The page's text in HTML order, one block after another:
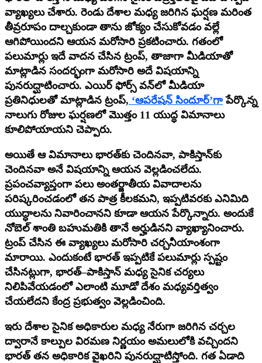
వ్యాఖ్యలు చేశారు. రెండు దేశాల మధ్య జరిగిన ఘర్షణ మరింత
తీవ్రరూపం దాల్చకుండా తాను జోక్యం చేసుకోవడం వల్లే
ఆగిపోయిందని ఆయన మరోసారి ప్రకటించారు. గతంలో
పలుమార్లు ఇదే వాదన చేసిన ట్రంప్, తాజాగా మీడియాతో
మాట్లాడిన సందర్భంగా మరోసారి అదే విషయాన్ని
పునరుద్ఘాటించారు. ఎయిర్ ఫోర్స్ వన్‌లో మీడియా
ప్రతినిధులతో మాట్లాడిన ట్రంప్, ‘ఆపరేషన్ సిందూర్’గా పేర్కొన్న
నాలుగు రోజుల ఘర్షణలో మొత్తం 11 యుద్ధ విమానాలు
కూలిపోయాయని చెప్పారు.
అయితే ఆ విమానాలు భారత్‌కు చెందినవా, పాకిస్తాన్‌కు
చెందినవా అనే విషయాన్ని ఆయన వెల్లడించలేదు.
ప్రపంచవ్యాప్తంగా పలు అంతర్జాతీయ వివాదాలను
పరిష్కరించడంలో తన పాత్ర కీలకమని, ఇప్పటివరకు ఎనిమిది
యుద్ధాలను నివారించానని కూడా ఆయన పేర్కొన్నారు. అందుకే
నోబెల్ శాంతి బహుమతికి తానే అర్హుడినని వ్యాఖ్యానించారు.
ట్రంప్ చేసిన ఈ వ్యాఖ్యలు మరోసారి చర్చనీయాంశంగా
మారాయి. ఎందుకంటే భారత్ ఇప్పటికే పలుమార్లు స్పష్టం
చేసినట్లుగా, భారత్–పాకిస్తాన్ మధ్య సైనిక చర్యలు
నిలిపివేయడంలో ఎలాంటి మూడో దేశం మధ్యవర్తిత్వం
చేయలేదని కేంద్ర ప్రభుత్వం వెల్లడించింది.
ఇరు దేశాల సైనిక అధికారుల మధ్య నేరుగా జరిగిన చర్చల
ద్వారానే కాల్పుల విరమణ నిర్ణయం అమలులోకి వచ్చిందని
భారత్ తన అధికారిక వైఖరిని పునరుద్ఘాటిస్తోంది. గత ఏడాది